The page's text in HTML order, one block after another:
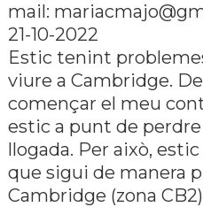
mail:
21-10-2022
Estic tenint
viure a Cambridge.
començar el meu
estic a punt de
llogada. Per això,
que sigui de manera
Cambridge (zona